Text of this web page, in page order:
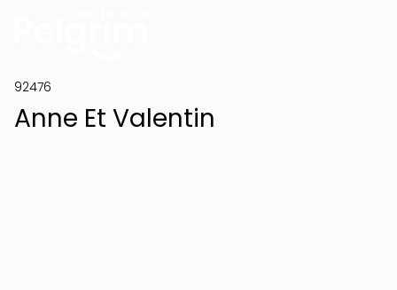
92476
Anne Et Valentin